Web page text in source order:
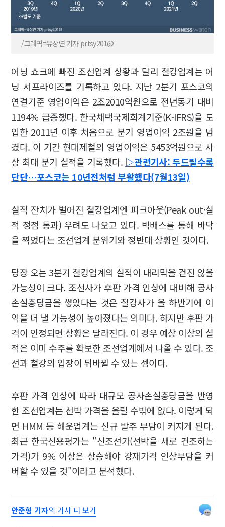
/그래픽=유상연 기자 prtsy201@
어닝 쇼크에 빠진 조선업계 상황과 달리 철강업계는 어
닝 서프라이즈를 기록하고 있다. 지난 2분기 포스코의
연결기준 영업이익은 2조2010억원으로 전년동기 대비
1194% 급증했다. 한국채택국제회계기준(K-IFRS)을 도
입한 2011년 이후 처음으로 분기 영업이익 2조원을 넘
겼다. 이 기간 현대제철의 영업이익은 5453억원으로 사
상 최대 분기 실적을 기록했다. ▷관련기사: 두드릴수록
단단…포스코는 10년전처럼 부활했다(7월13일)
실적 잔치가 벌어진 철강업계엔 피크아웃(Peak out·실
적 정점 통과) 우려도 나오고 있다. 빅배스를 통해 바닥
을 찍었다는 조선업계 분위기와 정반대 상황인 것이다.
당장 오는 3분기 철강업계의 실적이 내리막을 걷진 않을
가능성이 크다. 조선사가 후판 가격 인상에 대비해 공사
손실충당금을 쌓았다는 것은 철강사가 올 하반기에 이
익을 더 낼 가능성이 높아졌다는 의미다. 하지만 후판 가
격이 안정되면 상황은 달라진다. 이 경우 예상 이상의 실
적은 이미 수주를 확보한 조선업계에서 나올 수 있다. 조
선과 철강의 입장이 뒤바뀔 수 있는 셈이다.
후판 가격 인상에 따라 대규모 공사손실충당금을 반영
한 조선업계는 선박 가격을 올릴 수밖에 없다. 이렇게 되
면 HMM 등 해운업계는 신규 발주 부담이 커지게 된다.
최근 한국신용평가는 "신조선가(선박을 새로 건조하는
가격)가 9% 이상은 상승해야 강재가격 인상부담을 커
버할 수 있을 것"이라고 분석했다.
안준형 기자의 기사 더 보기